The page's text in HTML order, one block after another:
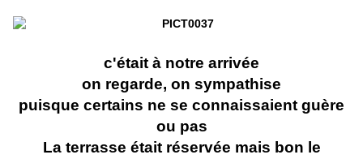
c'était à notre arrivée
on regarde, on sympathise
puisque certains ne se connaissaient guère
ou pas
La terrasse était réservée mais bon le